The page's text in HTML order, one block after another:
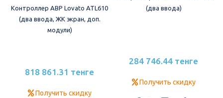
Контроллер АВР Lovato ATL610
(два ввода, ЖК экран, доп.
модули)
818 861.31 тенге
Получить скидку
(два ввода)
284 746.44 тенге
Получить скидку